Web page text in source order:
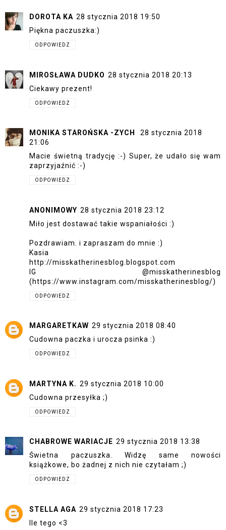
DOROTA KA 28 stycznia 2018 19:50
Piękna paczuszka:)
ODPOWIEDZ
MIROSŁAWA DUDKO 28 stycznia 2018 20:13
Ciekawy prezent!
ODPOWIEDZ
MONIKA STAROŃSKA -ZYCH
28 stycznia 2018
21:06
Macie świetną tradycję :-) Super, że udało się wam
zaprzyjaźnić :-)
ODPOWIEDZ
ANONIMOWY 28 stycznia 2018 23:12
Miło jest dostawać takie wspaniałości :)
Pozdrawiam. i zapraszam do mnie :)
Kasia
http://misskatherinesblog.blogspot.com
IG @misskatherinesblog
(https://www.instagram.com/misskatherinesblog/)
ODPOWIEDZ
MARGARETKAW 29 stycznia 2018 08:40
Cudowna paczka i urocza psinka :)
ODPOWIEDZ
MARTYNA K. 29 stycznia 2018 10:00
Cudowna przesyłka ;)
ODPOWIEDZ
CHABROWE WARIACJE 29 stycznia 2018 13:38
Świetna paczuszka. Widzę same nowości
książkowe, bo żadnej z nich nie czytałam ;)
ODPOWIEDZ
STELLA AGA 29 stycznia 2018 17:23
Ile tego <3